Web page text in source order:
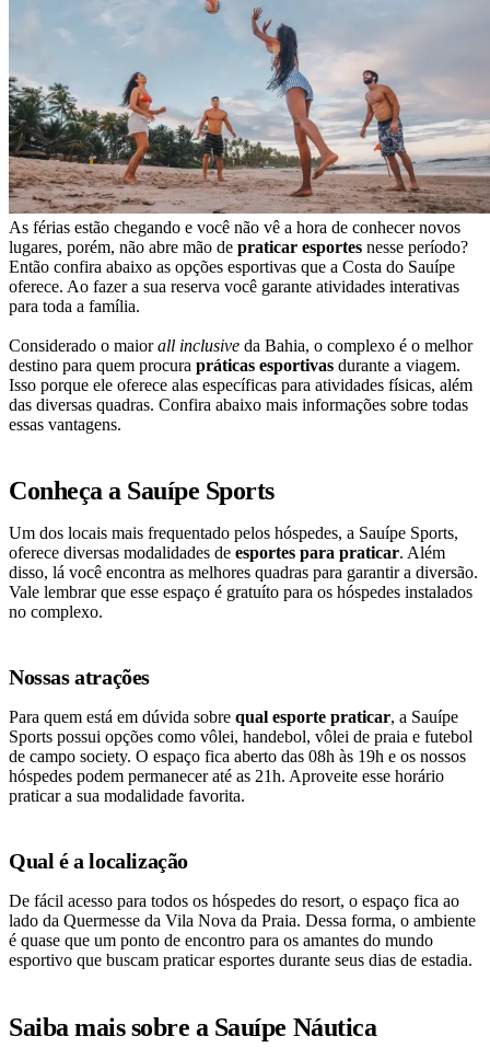
As férias estão chegando e você não vê a hora de conhecer novos
lugares, porém, não abre mão de praticar esportes nesse período?
Então confira abaixo as opções esportivas que a Costa do Sauípe
oferece. Ao fazer a sua reserva você garante atividades interativas
para toda a família.
Considerado o maiorall inclusive da Bahia, o complexo é o melhor
destino para quem procura práticas esportivas durante a viagem.
Isso porque ele oferece alas específicas para atividades físicas, além
das diversas quadras. Confira abaixo mais informações sobre todas
essas vantagens.
Conheça a Sauípe Sports
Um dos locais mais frequentado pelos hóspedes, a Sauípe Sports,
oferece diversas modalidades de esportes para praticar. Além
disso, lá você encontra as melhores quadras para garantir a diversão.
Vale lembrar que esse espaço é gratuíto para os hóspedes instalados
no complexo.
Nossas atrações
Para quem está em dúvida sobre qual esporte praticar, a Sauípe
Sports possui opções como vôlei, handebol, vôlei de praia e futebol
de campo society. O espaço fica aberto das 08h às 19h e os nossos
hóspedes podem permanecer até as 21h. Aproveite esse horário
praticar a sua modalidade favorita.
Qual é a localização
De fácil acesso para todos os hóspedes do resort, o espaço fica ao
lado da Quermesse da Vila Nova da Praia. Dessa forma, o ambiente
é quase que um ponto de encontro para os amantes do mundo
esportivo que buscam praticar esportes durante seus dias de estadia.
Saiba mais sobre a Sauípe Náutica